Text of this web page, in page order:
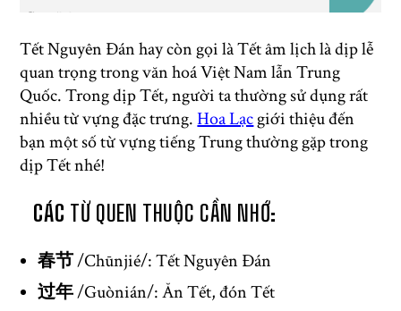
Tết Nguyên Đán hay còn gọi là Tết âm lịch là dịp lễ
quan trọng trong văn hoá Việt Nam lẫn Trung
Quốc. Trong dịp Tết, người ta thường sử dụng rất
nhiều từ vựng đặc trưng.Hoa Lạcgiới thiệu đến
bạn một số từ vựng tiếng Trung thường gặp trong
dịp Tết nhé!
CÁC TỪ QUEN THUỘC CẦN NHỚ:
春节/Chūnjié/: Tết Nguyên Đán
过年/Guònián/: Ăn Tết, đón Tết